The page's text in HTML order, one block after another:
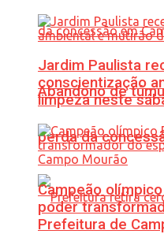
Abandono de
perda da
Jardim Paulista
conscientização
limpeza neste
Campeão
poder
Prefeitura de